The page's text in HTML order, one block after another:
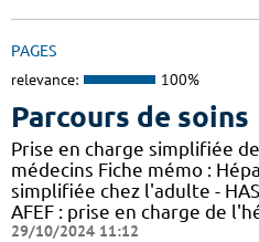
PAGES
relevance: 100%
Parcours de soins
Prise en charge simplifiée
médecins Fiche mémo :
simplifiée chez l'adulte -
AFEF : prise en charge de
29/10/2024 11:12